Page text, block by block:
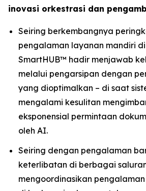
inovasi orkestrasi dan
Seiring berkembangnya
pengalaman layanan mandiri
SmartHUB™ hadir menjawab
melalui pengarsipan dengan
yang dioptimalkan – di saat
mengalami kesulitan
eksponensial permintaan
oleh AI.
Seiring dengan pengalaman
keterlibatan di berbagai
mengoordinasikan